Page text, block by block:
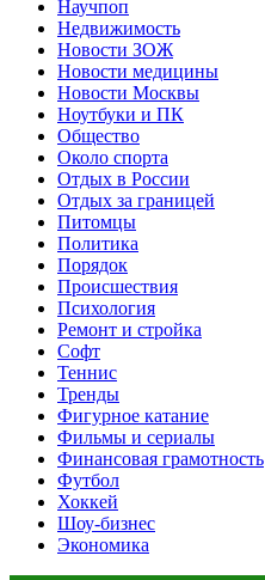
Научпоп
Недвижимость
Новости ЗОЖ
Новости медицины
Новости Москвы
Ноутбуки и ПК
Общество
Около спорта
Отдых в России
Отдых за границей
Питомцы
Политика
Порядок
Происшествия
Психология
Ремонт и стройка
Софт
Теннис
Тренды
Фигурное катание
Фильмы и сериалы
Финансовая грамотность
Футбол
Хоккей
Шоу-бизнес
Экономика